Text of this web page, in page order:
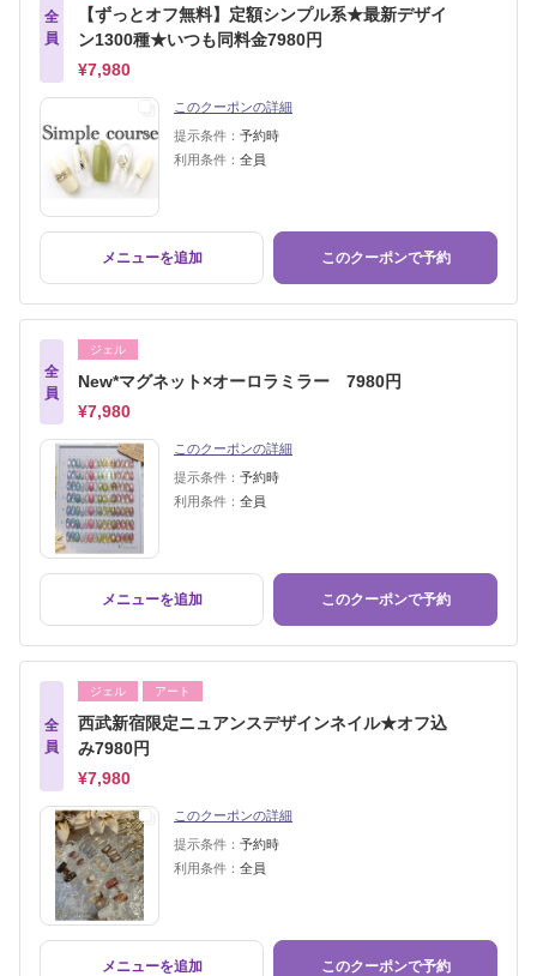
全
員
【ずっとオフ無料】定額シンプル系★最新デザイ
ン1300種★いつも同料金7980円
¥7,980
このクーポンの詳細
提示条件： 予約時
利用条件： 全員
メニューを追加 このクーポンで予約
全
員
ジェル
New*マグネット×オーロラミラー 7980円
¥7,980
このクーポンの詳細
提示条件： 予約時
利用条件： 全員
メニューを追加 このクーポンで予約
全
員
ジェル アート
西武新宿限定ニュアンスデザインネイル★オフ込
み7980円
¥7,980
このクーポンの詳細
提示条件： 予約時
利用条件： 全員
メニューを追加 このクーポンで予約